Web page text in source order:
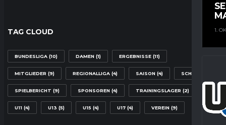
1.
TAG CLOUD
BUNDESLIGA (10) DAMEN (1) ERGEBNISSE (11)
MITGLIEDER (9) REGIONALLIGA (4) SAISON (4) SCHULE
SPIELBERICHT (9) SPONSOREN (4) TRAININGSLAGER (2)
U11 (4) U13 (5) U15 (4) U17 (4) VEREIN (9)